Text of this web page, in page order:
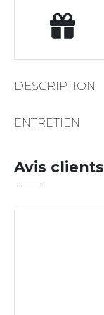
DESCRIPTION
ENTRETIEN
Avis clients